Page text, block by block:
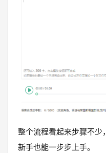
整个流程看起来步骤不少
新手也能一步步上手。